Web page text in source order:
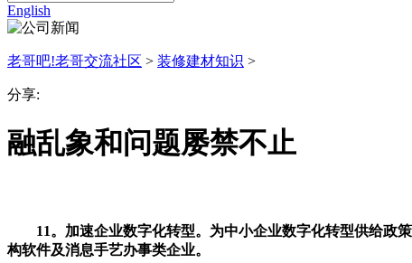
English
老哥吧!老哥交流社区 > 装修建材知识 >
分享:
融乱象和问题屡禁不止
11。加速企业数字化转型。为中小企业数字化转型供给政策
构软件及消息手艺办事类企业。